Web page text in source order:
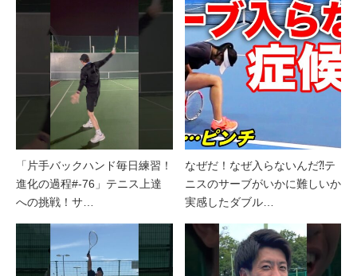
「片手バックハンド毎日練習！
進化の過程#-76」テニス上達
への挑戦！サ…
なぜだ！なぜ入らないんだ⁈テ
ニスのサーブがいかに難しいか
実感したダブル…